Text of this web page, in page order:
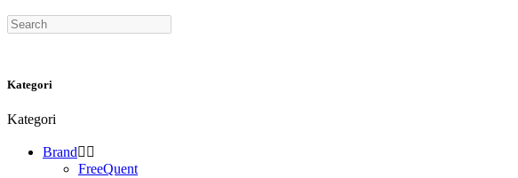
Search
Kategori
Kategori
Brand 
FreeQuent